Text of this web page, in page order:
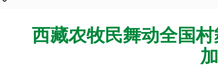
西藏农牧民舞动全国